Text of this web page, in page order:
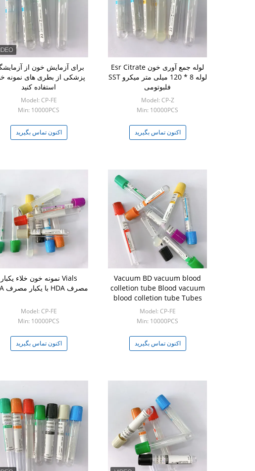
برای آزمایش خون از
پزشکی از بطری های نمونه
استفاده کنید
Model: CP-FE
Min: 10000PCS
اکنون تماس بگیرید
لوله جمع آوری خون Esr Citrate
لوله 8 * 120 میلی متر میکرو SST
فلبوتومی
Model: CP-Z
Min: 10000PCS
اکنون تماس بگیرید
Vials نمونه خون خلاء یکبار
مصرف HDA با یکبار مصرف HDA
Model: CP-FE
Min: 10000PCS
اکنون تماس بگیرید
Vacuum BD vacuum blood
colletion tube Blood vacuum
blood colletion tube Tubes
Purple Top K2e Glutose Top
15 K2e مقدار مصرف ژل
Model: CP-FE
Min: 10000PCS
اکنون تماس بگیرید